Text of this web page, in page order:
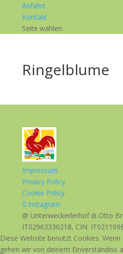
Anfahrt
Kontakt
Seite wählen
Ringelblume
Impressum
Privacy Policy
Cookie Policy
Instagram
@ Unterweckerlerhof di Otto
IT02963330218, CIN:
Diese Website benutzt Cookies.
gehen wir von deinem Einverständnis